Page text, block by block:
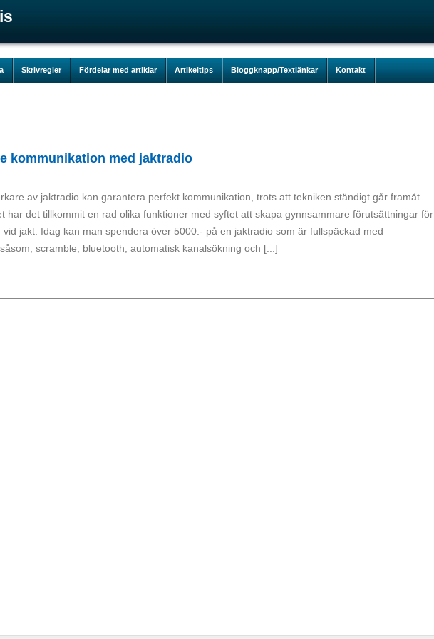
Skrivregler Fördelar med artiklar Artikeltips Bloggknapp/Textlänkar Kontakt
kommunikation med jaktradio
av jaktradio kan garantera perfekt kommunikation, trots att tekniken ständigt går framåt.
har det tillkommit en rad olika funktioner med syftet att skapa gynnsammare förutsättningar för
vid jakt. Idag kan man spendera över 5000:- på en jaktradio som är fullspäckad med
scramble, bluetooth, automatisk kanalsökning och [...]